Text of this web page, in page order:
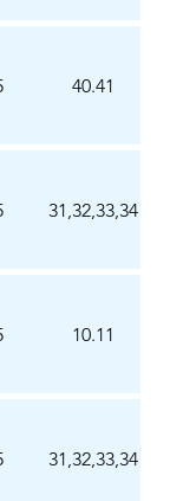
40.41
31,32,33,34
10.11
31,32,33,34